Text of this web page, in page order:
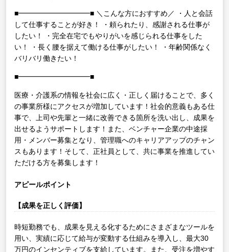
■━━━━━━━━━━■ ＼こんな方におすすめ／
・人と会話
して仕事することが好き！
・頼られたり、感謝される仕事が
したい！
・完全在宅でもやりがいを感じられる仕事をした
い！
・長く腰を据えて働ける仕事がしたい！
・年齢関係なく
バリバリ働きたい！
■━━━━━━━━━━■
医療・介護系の情報を社会に広く・正しく届けることで、多く
の事業所様にアクセスが増加しています！社会的意義もある仕
事で、上司や先輩と一緒に改善できる箇所を洗い出し、成果を
出せるようサポートします！また、ベンチャー企業の中途採
用・メンバー募集となり、管理職へのキャリアアップのチャン
スもあります！そして、正社員として、共に事業を推進してい
ただける方を募集します！
アピールポイント
【成果を正しく評価】
時短勤務でも、成果を見える化するためにさまざまなツールを
用い、実績に応じて給与が変動する仕組みを導入し、最大30
万円のインセンティブを支給しています。また、受注を増やす